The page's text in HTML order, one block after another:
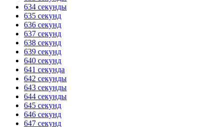
634 секунды
635 секунд
636 секунд
637 секунд
638 секунд
639 секунд
640 секунд
641 секунда
642 секунды
643 секунды
644 секунды
645 секунд
646 секунд
647 секунд